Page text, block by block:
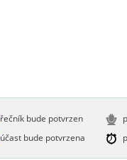
řečník bude potvrzen
účast bude potvrzena